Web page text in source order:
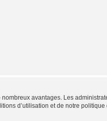
avantages. Les
d’utilisation et de notre